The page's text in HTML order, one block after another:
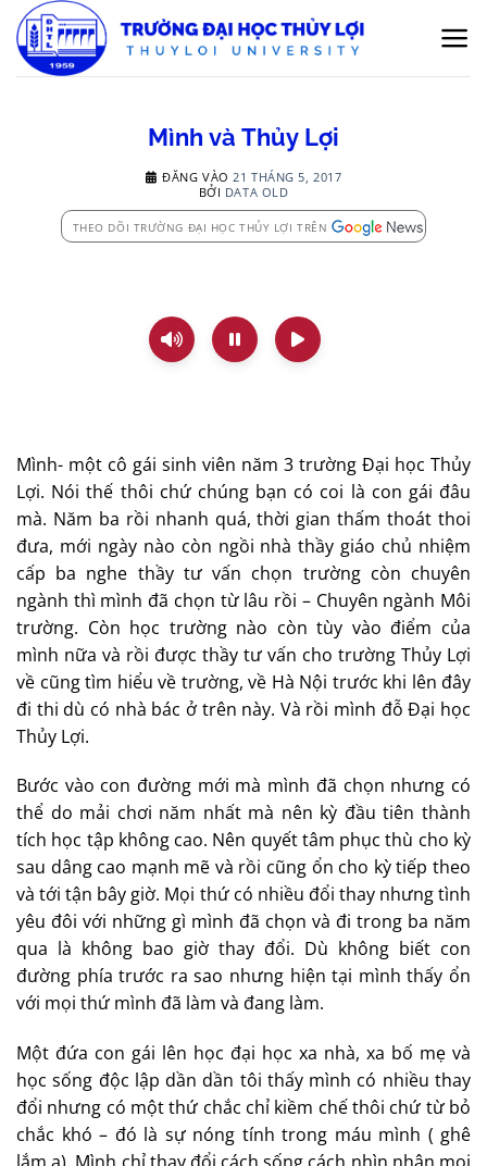
qua
nội
Mình và Thủy Lợi
ĐĂNG VÀO 21 THÁNG 5, 2017
BỞI DATA OLD
THEO DÕI TRƯỜNG ĐẠI HỌC THỦY LỢI TRÊN
Mình- một cô gái sinh viên năm 3 trường Đại học Thủy
mà. Năm ba rồi nhanh quá, thời gian thấm thoát thoi
đưa, mới ngày nào còn ngồi nhà thầy giáo chủ nhiệm
cấp ba nghe thầy tư vấn chọn trường còn chuyên
ngành thì mình đã chọn từ lâu rồi – Chuyên ngành Môi
trường. Còn học trường nào còn tùy vào điểm của
mình nữa và rồi được thầy tư vấn cho trường Thủy Lợi
về cũng tìm hiểu về trường, về Hà Nội trước khi lên đây
đi thi dù có nhà bác ở trên này. Và rồi mình đỗ Đại học
Thủy Lợi.
Bước vào con đường mới mà mình đã chọn nhưng có
thể do mải chơi năm nhất mà nên kỳ đầu tiên thành
tích học tập không cao. Nên quyết tâm phục thù cho kỳ
sau dâng cao mạnh mẽ và rồi cũng ổn cho kỳ tiếp theo